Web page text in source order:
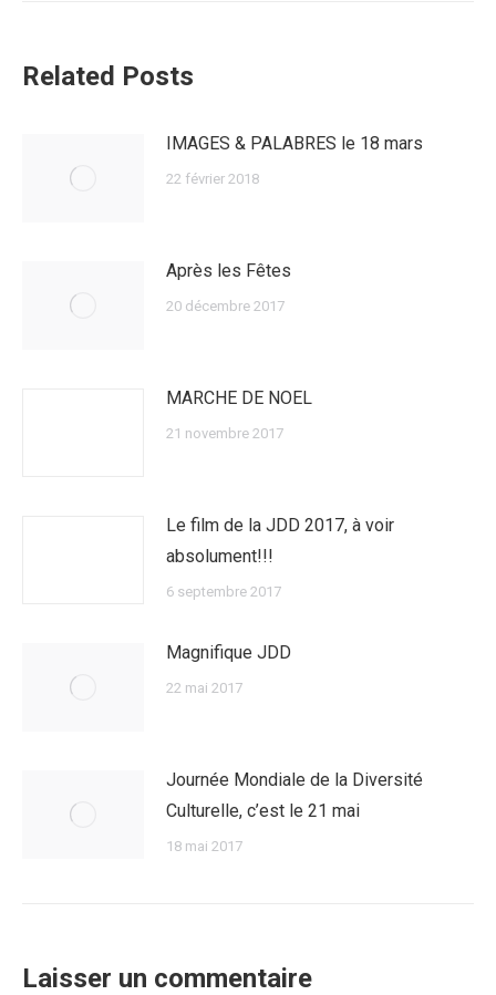
Related Posts
IMAGES & PALABRES le 18 mars
22 février 2018
Après les Fêtes
20 décembre 2017
MARCHE DE NOEL
21 novembre 2017
Le film de la JDD 2017, à voir
absolument!!!
6 septembre 2017
Magnifique JDD
22 mai 2017
Journée Mondiale de la Diversité
Culturelle, c’est le 21 mai
18 mai 2017
Laisser un commentaire